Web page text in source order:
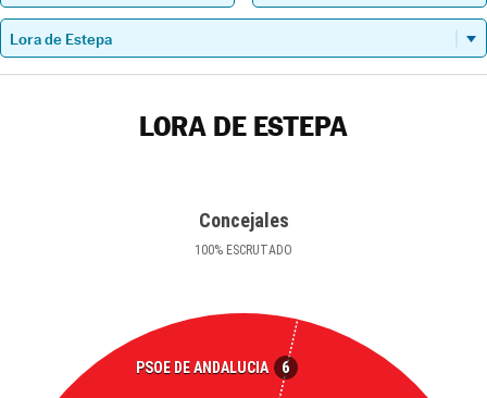
LORA DE ESTEPA
Concejales
100% ESCRUTADO
PSOE DE ANDALUCIA 6